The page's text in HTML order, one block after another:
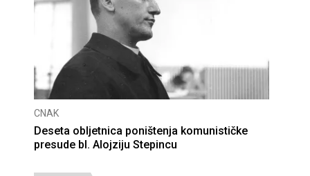
CNAK
Deseta obljetnica poništenja komunističke
presude bl. Alojziju Stepincu